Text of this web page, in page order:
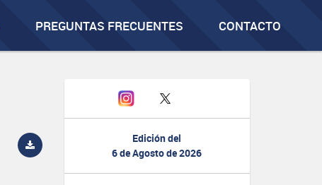
PREGUNTAS FRECUENTES CONTACTO
Edición del
6 de Agosto de 2026